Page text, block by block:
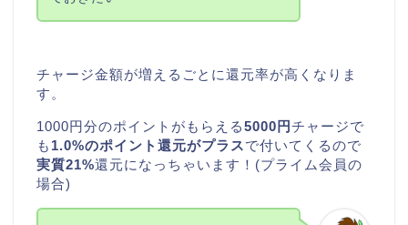
チャージ金額が増えるごとに還元率が高くなりま
す。
1000円分のポイントがもらえる5000円チャージで
も 1.0%のポイント還元がプラスで付いてくるので
実質21%還元になっちゃいます！(プライム会員の
場合)